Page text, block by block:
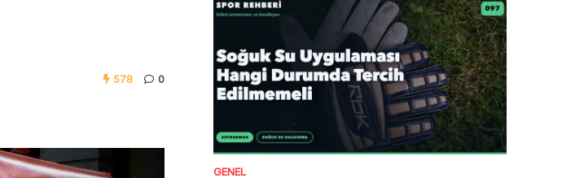
578 0
GENEL